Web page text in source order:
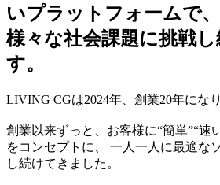
いプラットフォームで
様々な社会課題に挑戦
す。
LIVING CGは2024年、創業20年になり
創業以来ずっと、お客様に“簡単”“
をコンセプトに、 一人一人に最適な
し続けてきました。